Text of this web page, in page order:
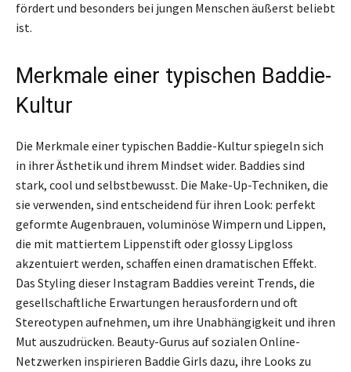
fördert und besonders bei jungen Menschen äußerst beliebt
ist.
Merkmale einer typischen Baddie-
Kultur
Die Merkmale einer typischen Baddie-Kultur spiegeln sich
in ihrer Ästhetik und ihrem Mindset wider. Baddies sind
stark, cool und selbstbewusst. Die Make-Up-Techniken, die
sie verwenden, sind entscheidend für ihren Look: perfekt
geformte Augenbrauen, voluminöse Wimpern und Lippen,
die mit mattiertem Lippenstift oder glossy Lipgloss
akzentuiert werden, schaffen einen dramatischen Effekt.
Das Styling dieser Instagram Baddies vereint Trends, die
gesellschaftliche Erwartungen herausfordern und oft
Stereotypen aufnehmen, um ihre Unabhängigkeit und ihren
Mut auszudrücken. Beauty-Gurus auf sozialen Online-
Netzwerken inspirieren Baddie Girls dazu, ihre Looks zu